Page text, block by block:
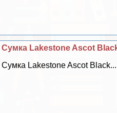
Сумка Lakestone Ascot
Сумка Lakestone Ascot Black...